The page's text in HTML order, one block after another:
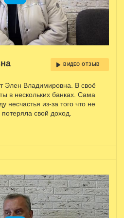
ВИДЕО ОТЗЫВ
Элен Владимировна. В своё
в нескольких банках. Сама
несчастья из-за того что не
свой доход.